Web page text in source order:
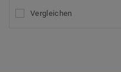
Vergleichen